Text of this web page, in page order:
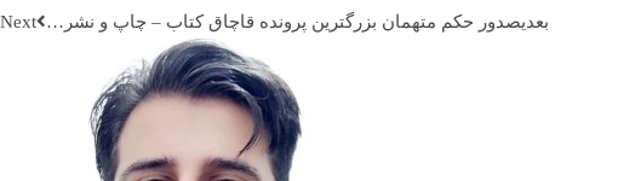
بعدیصدور حکم متهمان ‌بزرگترین پرونده قاچاق کتاب – چاپ و نشر…